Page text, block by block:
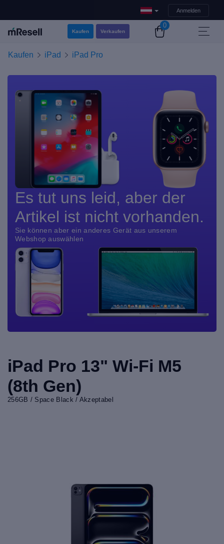
Anmelden
Kaufen Verkaufen
0
Kaufen iPad iPad Pro
Es tut uns leid, aber der
Artikel ist nicht vorhanden.
Sie können aber ein anderes Gerät aus unserem
Webshop auswählen
iPad Pro 13" Wi-Fi M5
(8th Gen)
256GB / Space Black / Akzeptabel